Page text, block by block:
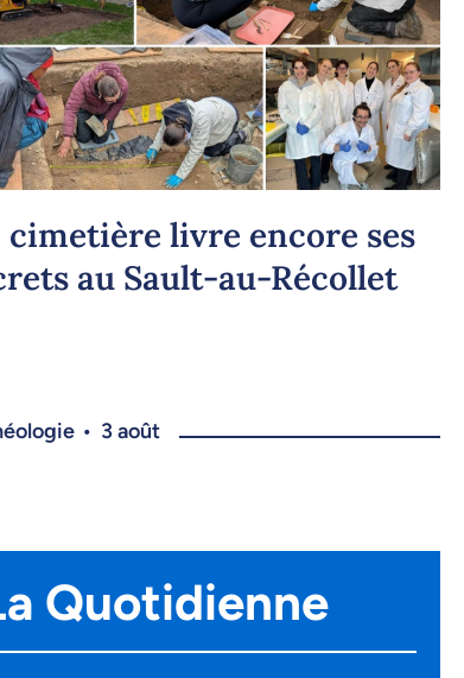
cimetière livre encore ses
au Sault-au-Récollet
• 3 août
Quotidienne